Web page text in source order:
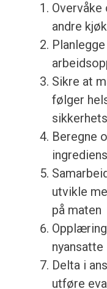
andre
Sikre at
følger
Beregne
utvikle
på maten
nyansatte
Delta i
utføre